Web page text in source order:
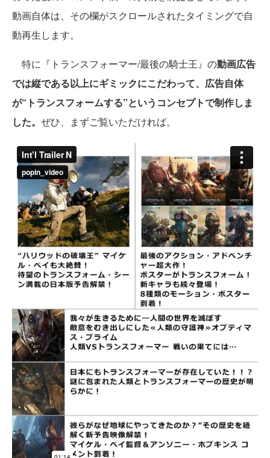
動画自体は、その欄がスクロールされたタイミングで自
動再生します。
特に『トランスフォーマー/最後の騎士王』の動画広告
では縦である以上にギミックにこだわって、広告自体
が“トランスフォームする”というコンセプトで制作しま
した。 ぜひ、まずご覧いただければ。